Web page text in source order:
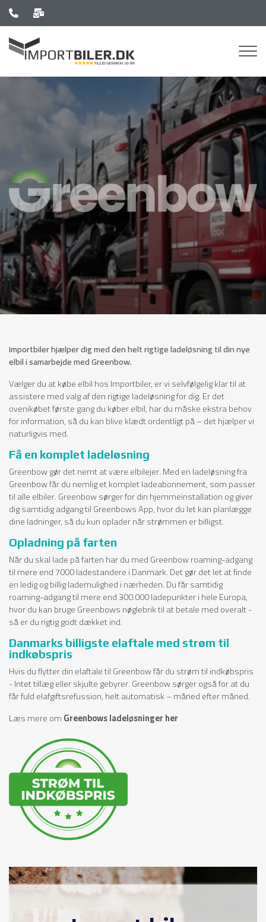
Gå
til
hovedindhold
Importbiler hjælper dig med den helt rigtige ladeløsning til din nye
elbil i samarbejde med Greenbow.
Vælger du at købe elbil hos Importbiler, er vi selvfølgelig klar til at
assistere med valg af den rigtige ladeløsning for dig. Er det
ovenikøbet første gang du køber elbil, har du måske ekstra behov
for information, så du kan blive klædt ordentligt på – det hjælper vi
naturligvis med.
Få en komplet ladeløsning
Greenbow gør det nemt at være elbilejer. Med en ladeløsning fra
Greenbow får du nemlig et komplet ladeabonnement, som passer
til alle elbiler. Greenbow sørger for din hjemmeinstallation og giver
dig samtidig adgang til Greenbows App, hvor du let kan planlægge
dine ladninger, så du kun oplader når strømmen er billigst.
Opladning på farten
Når du skal lade på farten har du med Greenbow roaming-adgang
til mere end 7000 ladestandere i Danmark. Det gør det let at finde
en ledig og billig lademulighed i nærheden. Du får samtidig
roaming-adgang til mere end 300.000 ladepunkter i hele Europa,
hvor du kan bruge Greenbows nøglebrik til at betale med overalt -
så er du rigtig godt dækket ind.
Danmarks billigste elaftale med strøm til
indkøbspris
Hvis du flytter din elaftale til Greenbow får du strøm til indkøbspris
- Intet tillæg eller skjulte gebyrer. Greenbow sørger også for at du
får fuld elafgiftsrefussion, helt automatisk – måned efter måned.
Læs mere omGreenbows ladeløsninger her